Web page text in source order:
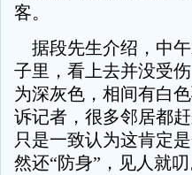
客。
据段先生介绍，中
子里，看上去并没受
为深灰色，相间有白
诉记者，很多邻居都
只是一致认为这肯定
然还“防身”，见人就